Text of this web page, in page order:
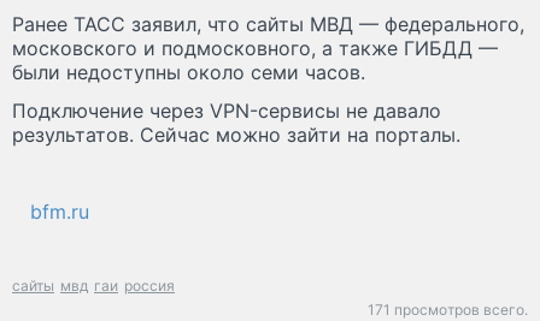
Ранее ТАСС заявил, что сайты МВД — федерального,
московского и подмосковного, а также ГИБДД —
были недоступны около семи часов.
Подключение через VPN-сервисы не давало
результатов. Сейчас можно зайти на порталы.
bfm.ru
сайты мвд гаи россия
171 просмотров всего.